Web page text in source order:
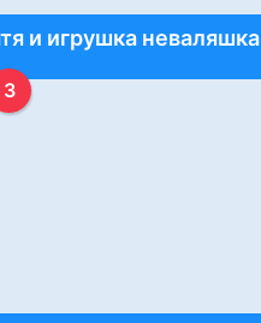
и игрушка неваляшка
3